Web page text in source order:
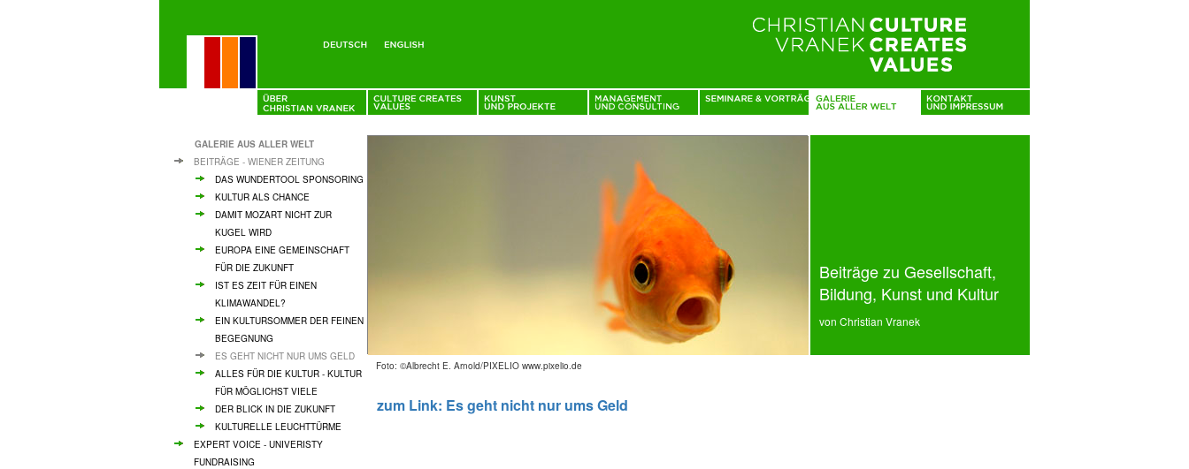
GALERIE AUS ALLER WELT
BEITRÄGE - WIENER ZEITUNG
DAS WUNDERTOOL SPONSORING
KULTUR ALS CHANCE
DAMIT MOZART NICHT ZUR
KUGEL WIRD
EUROPA EINE GEMEINSCHAFT
FÜR DIE ZUKUNFT
IST ES ZEIT FÜR EINEN
KLIMAWANDEL?
EIN KULTURSOMMER DER FEINEN
BEGEGNUNG
ES GEHT NICHT NUR UMS GELD
ALLES FÜR DIE KULTUR - KULTUR
FÜR MÖGLICHST VIELE
DER BLICK IN DIE ZUKUNFT
KULTURELLE LEUCHTTÜRME
EXPERT VOICE - UNIVERISTY
FUNDRAISING
Beiträge zu Gesellschaft,
Bildung, Kunst und Kultur
von Christian Vranek
Foto: ©Albrecht E. Arnold/PIXELIO www.pixelio.de
zum Link: Es geht nicht nur ums Geld